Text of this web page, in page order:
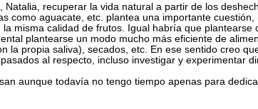
recuperar la vida natural a partir de los
como aguacate, etc. plantea una importante
misma calidad de frutos. Igual habría que
plantearse un modo mucho más eficiente de
la propia saliva), secados, etc. En ese sentido creo
al respecto, incluso investigar y experimentar
aunque todavía no tengo tiempo apenas para